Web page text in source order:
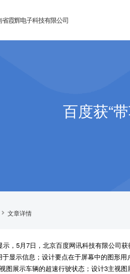
省霞辉电子科技有限公司
百度获“
文章详情
示，5月7日，北京百度网讯科技有限公司
于显示信息；设计要点在于屏幕中的图形
图展示车辆的超速行驶状态；设计3主视